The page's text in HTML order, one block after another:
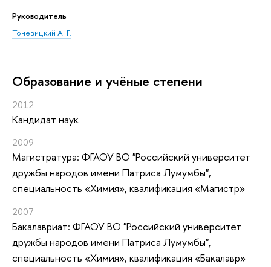
Руководитель
Тоневицкий А. Г.
Oбразование и учёные степени
2012
Кандидат наук
2009
Магистратура: ФГАОУ ВО "Российский университет
дружбы народов имени Патриса Лумумбы",
специальность «Химия», квалификация «Магистр»
2007
Бакалавриат: ФГАОУ ВО "Российский университет
дружбы народов имени Патриса Лумумбы",
специальность «Химия», квалификация «Бакалавр»